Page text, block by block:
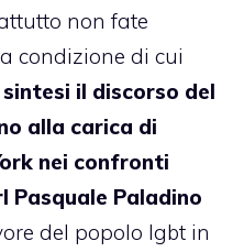
non fate
condizione di cui
il discorso del
alla carica di
nei confronti
Pasquale Paladino
del popolo lgbt in